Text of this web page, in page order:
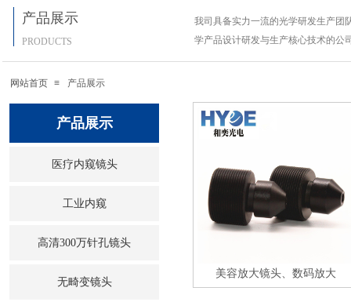
我司具备实力一流的光学研发生产团
学产品设计研发与生产核心技术的公
产品展示
PRODUCTS
网站首页 ≡ 产品展示
产品展示
医疗内窥镜头
工业内窥
高清300万针孔镜头
无畸变镜头
美容放大镜头、数码放大